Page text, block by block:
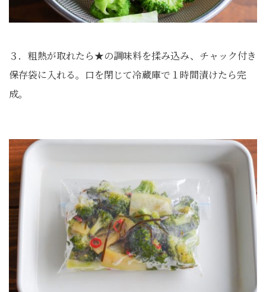
３．粗熱が取れたら★の調味料を揉み込み、チャック付き
保存袋に入れる。口を閉じて冷蔵庫で１時間漬けたら完
成。